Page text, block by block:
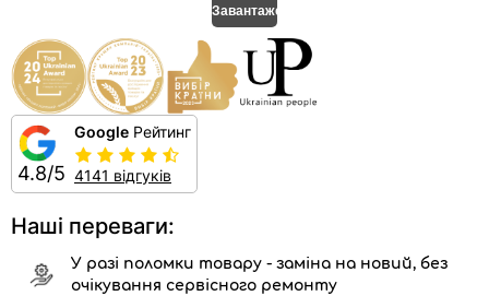
Завантаження..
4.8/5
Google Рейтинг
4141 відгуків
Наші переваги:
У разі поломки товару - заміна на новий, без
очікування сервісного ремонту